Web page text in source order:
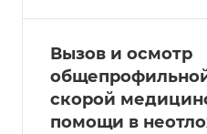
Вызов и осмотр
скорой
помощи в